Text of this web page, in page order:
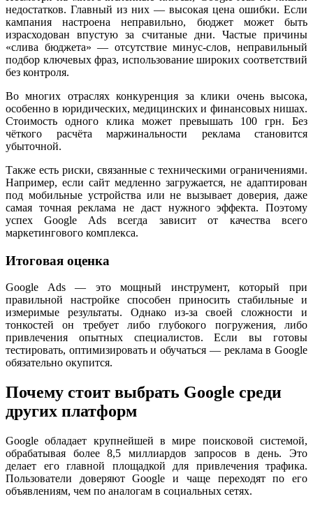
недостатков. Главный из них — высокая цена ошибки. Если
кампания настроена неправильно, бюджет может быть
израсходован впустую за считаные дни. Частые причины
«слива бюджета» — отсутствие минус-слов, неправильный
подбор ключевых фраз, использование широких соответствий
без контроля.
Во многих отраслях конкуренция за клики очень высока,
особенно в юридических, медицинских и финансовых нишах.
Стоимость одного клика может превышать 100 грн. Без
чёткого расчёта маржинальности реклама становится
убыточной.
Также есть риски, связанные с техническими ограничениями.
Например, если сайт медленно загружается, не адаптирован
под мобильные устройства или не вызывает доверия, даже
самая точная реклама не даст нужного эффекта. Поэтому
успех Google Ads всегда зависит от качества всего
маркетингового комплекса.
Итоговая оценка
Google Ads — это мощный инструмент, который при
правильной настройке способен приносить стабильные и
измеримые результаты. Однако из-за своей сложности и
тонкостей он требует либо глубокого погружения, либо
привлечения опытных специалистов. Если вы готовы
тестировать, оптимизировать и обучаться — реклама в Google
обязательно окупится.
Почему стоит выбрать Google среди
других платформ
Google обладает крупнейшей в мире поисковой системой,
обрабатывая более 8,5 миллиардов запросов в день. Это
делает его главной площадкой для привлечения трафика.
Пользователи доверяют Google и чаще переходят по его
объявлениям, чем по аналогам в социальных сетях.